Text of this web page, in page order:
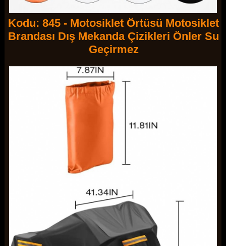
Kodu: 845 - Motosiklet Örtüsü Motosiklet
Brandası Dış Mekanda Çizikleri Önler Su
Geçirmez